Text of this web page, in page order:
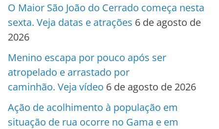
O Maior São João do Cerrado começa nesta
sexta. Veja datas e atrações 6 de agosto de
2026
Menino escapa por pouco após ser
atropelado e arrastado por
caminhão. Veja vídeo 6 de agosto de 2026
Ação de acolhimento à população em
situação de rua ocorre no Gama e em